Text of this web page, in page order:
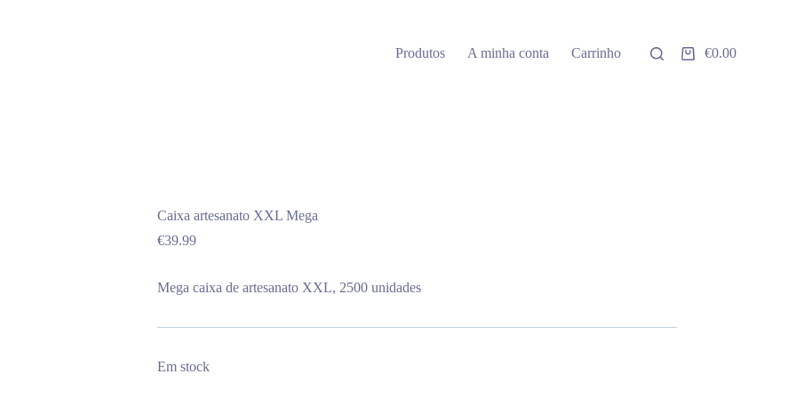
Produtos A minha conta Carrinho
Carrinho
€0.00
Caixa artesanato XXL Mega
€39.99
Mega caixa de artesanato XXL, 2500 unidades
Em stock